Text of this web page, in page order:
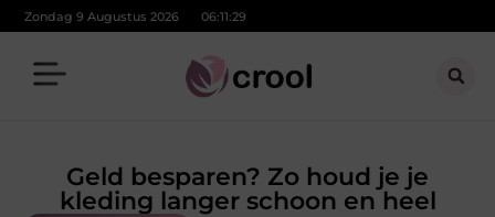
Zondag 9 Augustus 2026 06:11:31
Geld besparen? Zo houd je je
kleding langer schoon en heel